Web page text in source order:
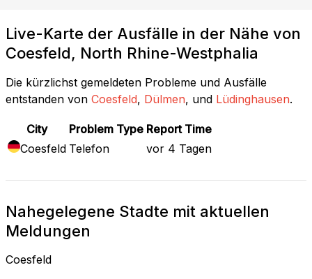
Live-Karte der Ausfälle in der Nähe von
Coesfeld, North Rhine-Westphalia
Die kürzlichst gemeldeten Probleme und Ausfälle
entstanden von Coesfeld, Dülmen, und Lüdinghausen.
City Problem Type Report Time
Coesfeld Telefon vor 4 Tagen
Nahegelegene Stadte mit aktuellen
Meldungen
Coesfeld